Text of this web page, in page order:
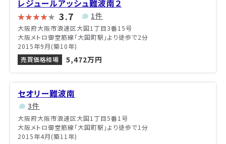
レジュールアッシュ難波南２
3.7 1件
大阪府大阪市浪速区大国1丁目3番15号
大阪メトロ御堂筋線「大国町駅」より徒歩で2分
2015年9月(築10年)
売買価格相場
5,472万円
セオリー難波南
3件
大阪府大阪市浪速区大国1丁目5番1号
大阪メトロ御堂筋線「大国町駅」より徒歩で1分
2015年4月(築11年)